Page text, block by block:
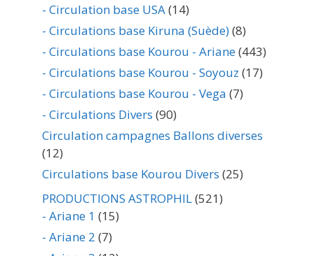
- Circulation base USA(14)
- Circulations base Kiruna (Suède)(8)
- Circulations base Kourou - Ariane(443)
- Circulations base Kourou - Soyouz (17)
- Circulations base Kourou - Vega (7)
- Circulations Divers (90)
Circulation campagnes Ballons diverses
(12)
Circulations base Kourou Divers (25)
PRODUCTIONS ASTROPHIL(521)
- Ariane 1 (15)
- Ariane 2 (7)